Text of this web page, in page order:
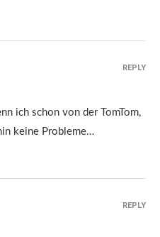
ich schon von der TomTom,
keine Probleme…
REPLY
REPLY